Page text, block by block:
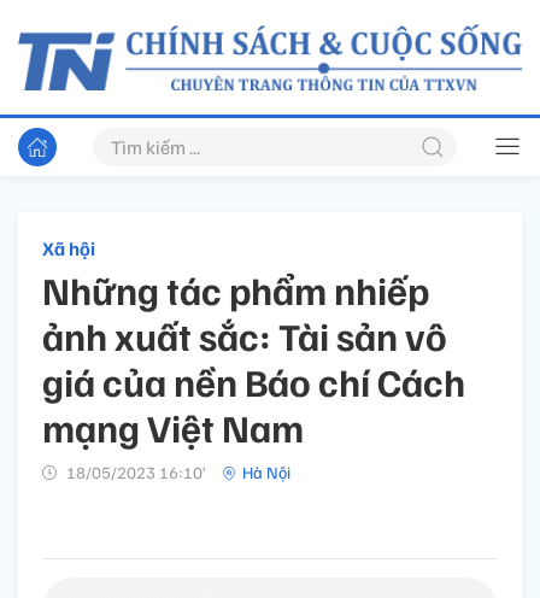
Xã hội
Những tác phẩm nhiếp
ảnh xuất sắc: Tài sản vô
giá của nền Báo chí Cách
mạng Việt Nam
18/05/2023 16:10’ Hà Nội